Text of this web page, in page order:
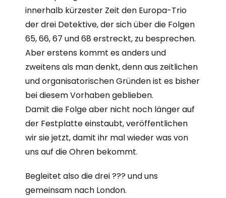
innerhalb kürzester Zeit den Europa-Trio
der drei Detektive, der sich über die Folgen
65, 66, 67 und 68 erstreckt, zu besprechen.
Aber erstens kommt es anders und
zweitens als man denkt, denn aus zeitlichen
und organisatorischen Gründen ist es bisher
bei diesem Vorhaben geblieben.
Damit die Folge aber nicht noch länger auf
der Festplatte einstaubt, veröffentlichen
wir sie jetzt, damit ihr mal wieder was von
uns auf die Ohren bekommt.
Begleitet also die drei ??? und uns
gemeinsam nach London.